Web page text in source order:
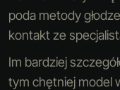
poda metody
kontakt ze
Im bardziej
tym chętniej model